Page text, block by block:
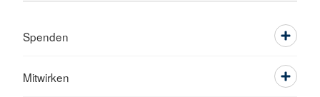
Spenden
Mitwirken